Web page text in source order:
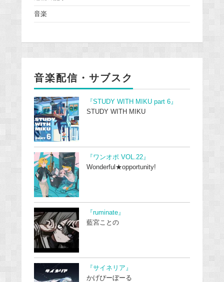
音楽
音楽配信・サブスク
『STUDY WITH MIKU part 6』
STUDY WITH MIKU
『ワンオポ VOL.22』
Wonderful★opportunity!
『ruminate』
藍宮ことの
『サイネリア』
かげぴーぼーる